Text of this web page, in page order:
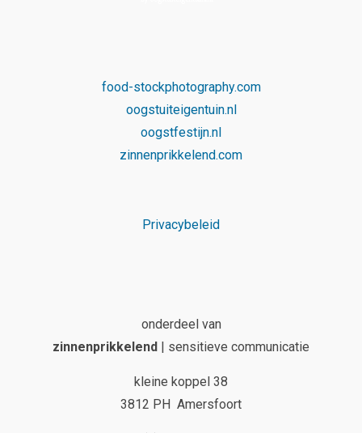
food-stockphotography.com
oogstuiteigentuin.nl
oogstfestijn.nl
zinnenprikkelend.com
Privacybeleid
onderdeel van
zinnenprikkelend | sensitieve communicatie
kleine koppel 38
3812 PH Amersfoort